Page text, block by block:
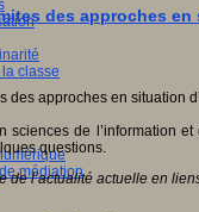
classe
médiation
des approches
sciences de l’information
questions.
de l’actualité actuelle en